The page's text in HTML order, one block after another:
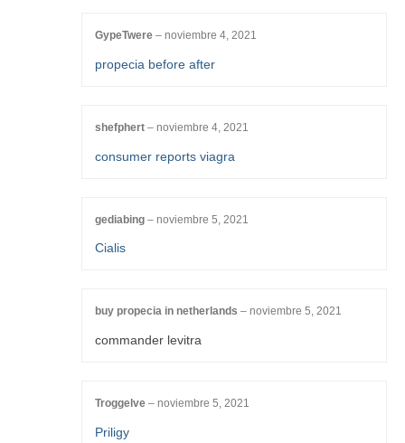
GypeTwere – noviembre 4, 2021
propecia before after
shefphert – noviembre 4, 2021
consumer reports viagra
gediabing – noviembre 5, 2021
Cialis
buy propecia in netherlands – noviembre 5, 2021
commander levitra
Troggelve – noviembre 5, 2021
Priligy